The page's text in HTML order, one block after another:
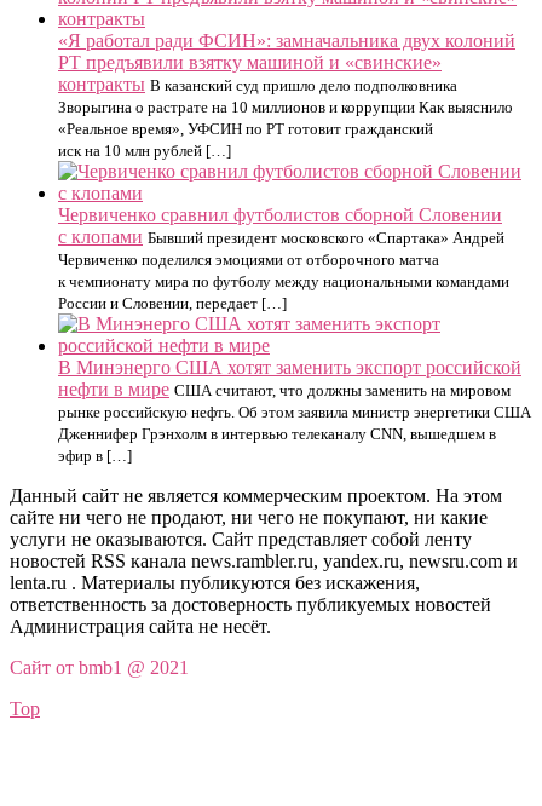
«Я работал ради ФСИН»: замначальника двух колоний
РТ предъявили взятку машиной и «свинские»
контракты В казанский суд пришло дело подполковника
Зворыгина о растрате на 10 миллионов и коррупции Как выяснило
«Реальное время», УФСИН по РТ готовит гражданский
иск на 10 млн рублей […]
Червиченко сравнил футболистов сборной Словении
с клопами Бывший президент московского «Спартака» Андрей
Червиченко поделился эмоциями от отборочного матча
к чемпионату мира по футболу между национальными командами
России и Словении, передает […]
В Минэнерго США хотят заменить экспорт российской
нефти в мире США считают, что должны заменить на мировом
рынке российскую нефть. Об этом заявила министр энергетики США
Дженнифер Грэнхолм в интервью телеканалу CNN, вышедшем в
эфир в […]
Данный сайт не является коммерческим проектом. На этом
сайте ни чего не продают, ни чего не покупают, ни какие
услуги не оказываются. Сайт представляет собой ленту
новостей RSS канала news.rambler.ru, yandex.ru, newsru.com и
lenta.ru . Материалы публикуются без искажения,
ответственность за достоверность публикуемых новостей
Администрация сайта не несёт.
Сайт от bmb1 @ 2021
Top